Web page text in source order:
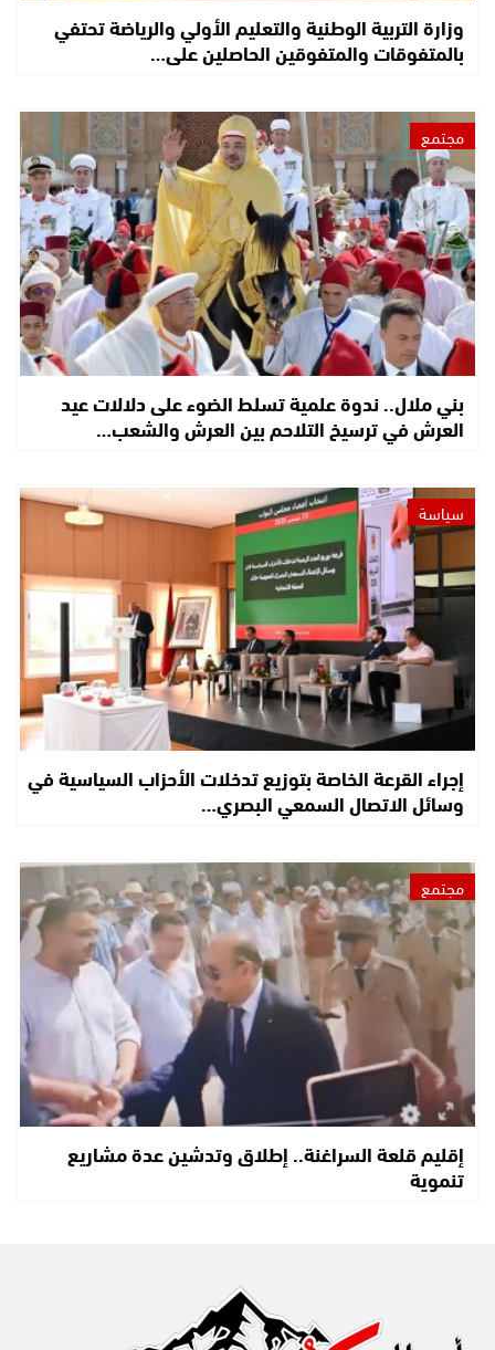
وزارة التربية الوطنية والتعليم الأولي والرياضة تحتفي
بالمتفوقات والمتفوقين الحاصلين على…
مجتمع
بني ملال.. ندوة علمية تسلط الضوء على دلالات عيد
العرش في ترسيخ التلاحم بين العرش والشعب…
سياسة
إجراء القرعة الخاصة بتوزيع تدخلات الأحزاب السياسية في
وسائل الاتصال السمعي البصري…
مجتمع
إقليم قلعة السراغنة.. إطلاق وتدشين عدة مشاريع
تنموية